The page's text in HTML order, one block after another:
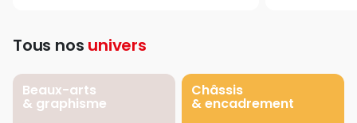
Tous nos univers
Beaux-arts
& graphisme
Châssis
& encadrement